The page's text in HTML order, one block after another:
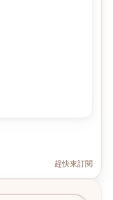
趕快來訂閱